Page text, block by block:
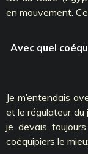
en mouvement.
Avec quel
Je m’entendais
et le régulateur du
je devais
coéquipiers le